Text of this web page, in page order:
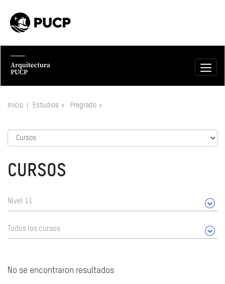
Inicio Estudios Pregrado
CURSOS
Nivel 11
Todos los cursos
No se encontraron resultados